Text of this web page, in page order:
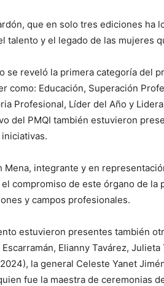
que en solo tres ediciones ha
talento y el legado de las mujeres
se reveló la primera categoría del
como: Educación, Superación
Profesional, Líder del Año y
del PMQI también estuvieron
Mena, integrante y en
compromiso de este órgano de
y campos profesionales.
estuvieron presentes también
Elianny Tavárez,
la general Celeste Yanet
fue la maestra de ceremonias